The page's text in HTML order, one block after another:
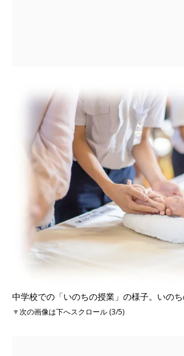
中学校での「いのちの授業」の様子。いのち
▼次の画像は下へスクロール (3/5)